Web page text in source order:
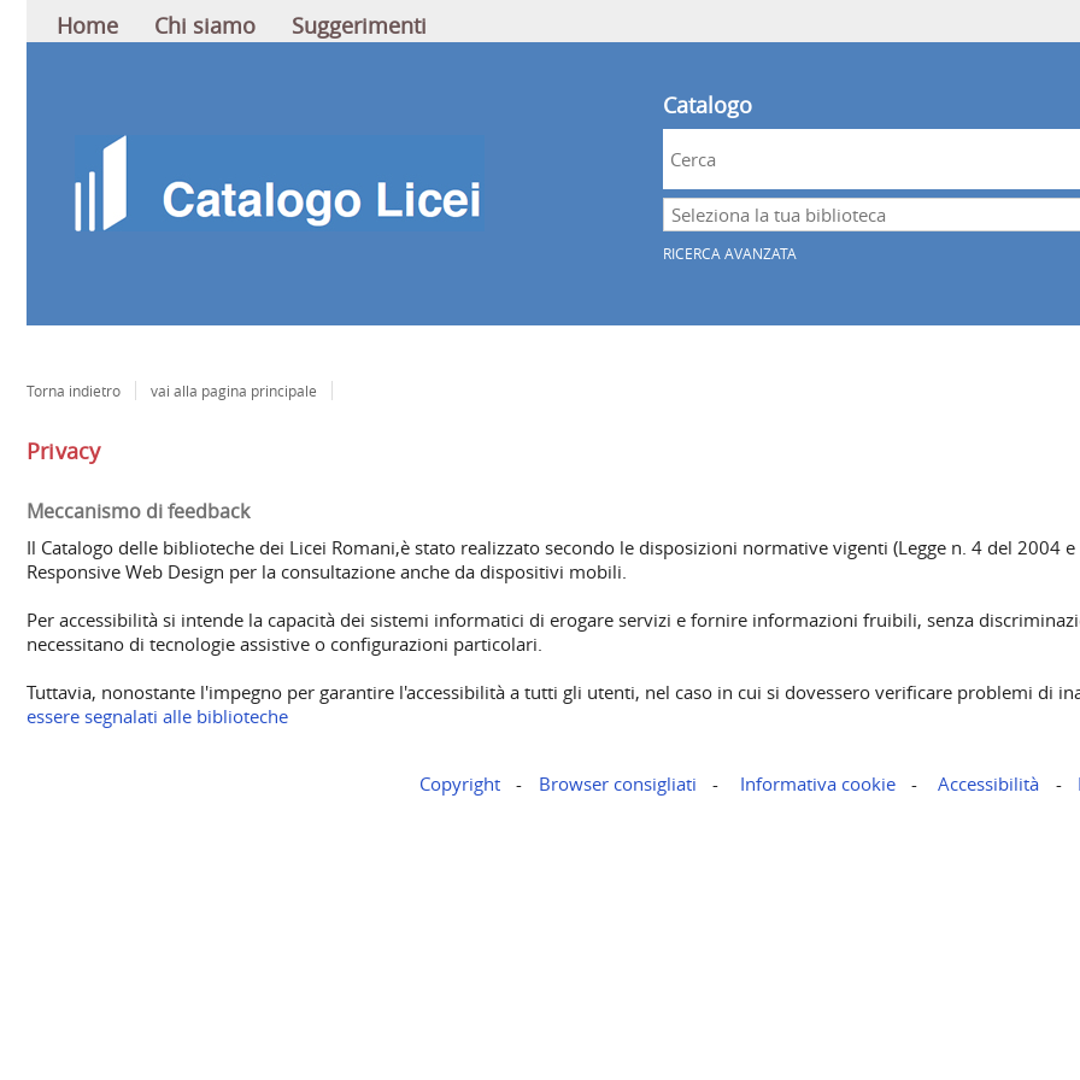
Home Chi siamo Suggerimenti
Catalogo
RICERCA AVANZATA
Seleziona
la
tua
Torna indietro vai alla pagina principale
Privacy
Meccanismo di feedback
Il Catalogo delle biblioteche dei Licei Romani,è stato realizzato secondo le disposizioni normative vigenti (Legge n. 4 del 2004
Responsive Web Design per la consultazione anche da dispositivi mobili.
Per accessibilità si intende la capacità dei sistemi informatici di erogare servizi e fornire informazioni fruibili, senza
necessitano di tecnologie assistive o configurazioni particolari.
Tuttavia, nonostante l'impegno per garantire l'accessibilità a tutti gli utenti, nel caso in cui si dovessero verificare problemi di
essere segnalati alle biblioteche
Copyright Browser consigliati Informativa cookie Accessibilità